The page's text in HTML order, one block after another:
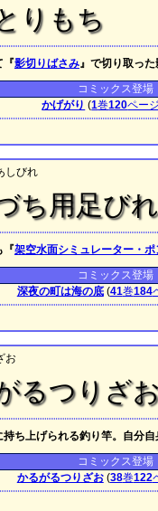
りもち
『影切りばさみ』で切り取った
コミックス登場
かげがり (1巻120ペー
しびれ
ち用足びれ
『架空水面シミュレーター・ポ
コミックス登場
深夜の町は海の底(41巻184
お
るつりざ
ち上げられる釣り竿。自分
コミックス登場
かるがるつりざお(38巻122